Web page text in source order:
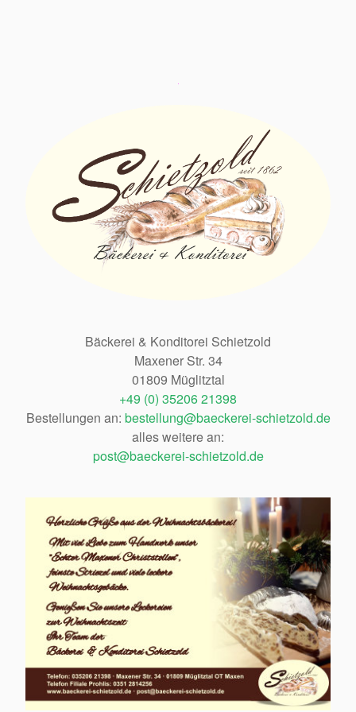
Bäckerei & Konditorei Schietzold
Maxener Str. 34
01809 Müglitztal
+49 (0) 35206 21398
Bestellungen an: bestellung@baeckerei-schietzold.de
alles weitere an:
post@baeckerei-schietzold.de